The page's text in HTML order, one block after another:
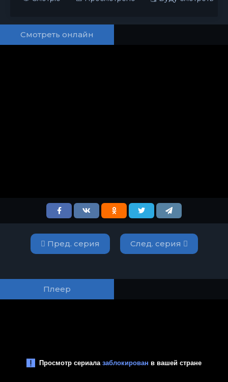
Смотреть онлайн
Пред. серия След. серия
Плеер